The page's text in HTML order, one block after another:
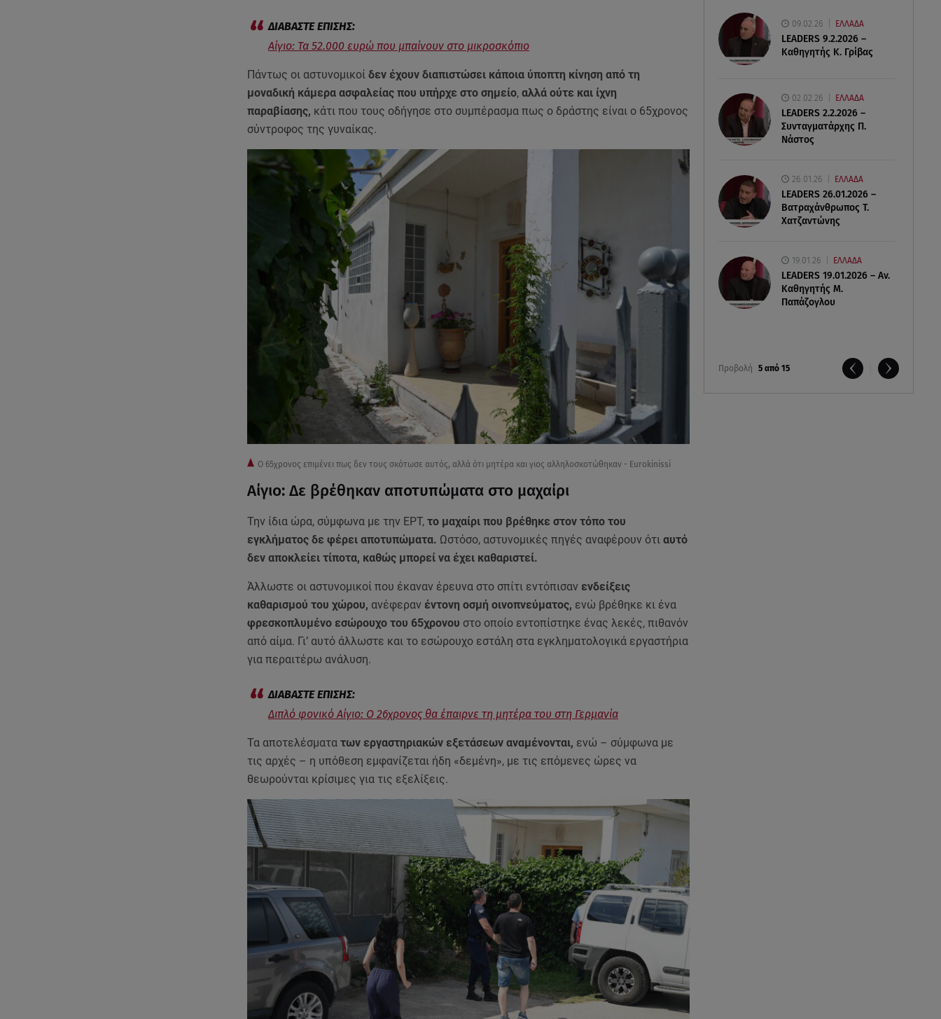
09.02.26 ΕΛΛΑΔΑ
LEADERS 9.2.2026 –
Καθηγητής Κ. Γρίβας
02.02.26 ΕΛΛΑΔΑ
LEADERS 2.2.2026 –
Συνταγματάρχης Π.
Νάστος
26.01.26 ΕΛΛΑΔΑ
LEADERS 26.01.2026 –
Βατραχάνθρωπος Τ.
Χατζαντώνης
19.01.26 ΕΛΛΑΔΑ
LEADERS 19.01.2026 – Αν.
Καθηγητής Μ.
Παπάζογλου
Προβολή 5 από 15
Αίγιο: Τα 52.000 ευρώ που μπαίνουν στο μικροσκόπιο
Πάντως οι αστυνομικοίδεν έχουν διαπιστώσει κάποια ύποπτη κίνηση από τη
μοναδική κάμερα ασφαλείας που υπήρχε στο σημείο, αλλά ούτε και ίχνη
παραβίασης, κάτι που τους οδήγησε στο συμπέρασμα πως ο δράστης είναι ο 65χρονος
σύντροφος της γυναίκας.
Ο 65χρονος επιμένει πως δεν τους σκότωσε αυτός, αλλά ότι μητέρα και γιος αλληλοσκοτώθηκαν - Eurokinissi
Αίγιο: Δε βρέθηκαν αποτυπώματα στο μαχαίρι
Την ίδια ώρα, σύμφωνα με την ΕΡΤ, το μαχαίρι που βρέθηκε στον τόπο του
εγκλήματος δε φέρει αποτυπώματα. Ωστόσο, αστυνομικές πηγές αναφέρουν ότιαυτό
δεν αποκλείει τίποτα, καθώς μπορεί να έχει καθαριστεί.
Άλλωστε οι αστυνομικοί που έκαναν έρευνα στο σπίτι εντόπισαν ενδείξεις
καθαρισμού του χώρου, ανέφερανέντονη οσμή οινοπνεύματος, ενώ βρέθηκε κι ένα
φρεσκοπλυμένο εσώρουχο του 65χρονου στο οποίο εντοπίστηκε ένας λεκές, πιθανόν
από αίμα. Γι’ αυτό άλλωστε και το εσώρουχο εστάλη στα εγκληματολογικά εργαστήρια
για περαιτέρω ανάλυση.
Διπλό φονικό Αίγιο: Ο 26χρονος θα έπαιρνε τη μητέρα του στη Γερμανία
Τα αποτελέσματα των εργαστηριακών εξετάσεων αναμένονται, ενώ – σύμφωνα με
τις αρχές – η υπόθεση εμφανίζεται ήδη «δεμένη», με τις επόμενες ώρες να
θεωρούνται κρίσιμες για τις εξελίξεις.